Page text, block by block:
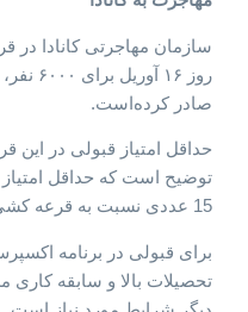
سازمان مهاجرتی کانادا
روز ۱۶
صادر کرده‌است.
توضیح است که حداقل
15 عددی نسبت به قرعه کشی 1 اوریل داشته است.
برای قبولی در برنامه
تحصیلات بالا و سابقه کاری